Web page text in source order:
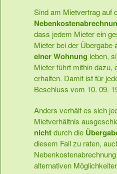
Sind am Mietvertrag auf
dass jedem Mieter ein
Mieter bei der Übergabe
einer Wohnung leben,
Mieter führt mithin dazu,
erhalten. Damit ist für
Beschluss vom 10. 09.
Anders verhält es sich
Mietverhältnis
nichtdurch die
diesem Fall zu raten,
alternativen